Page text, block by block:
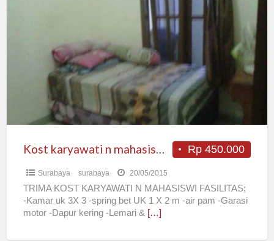
mahasiswi
masuk
gang
Rp 450.000
Kost karyawati n mahasiswi mumer n bersih tidak masuk gang
Surabaya surabaya 20/05/2015
TRIMA KOST KARYAWATI N MAHASISWI FASILITAS;
-Kamar uk 3X 3 -spring bet UK 1 X 2 m -air pam -Garasi
motor -Dapur kering -Lemari & […]